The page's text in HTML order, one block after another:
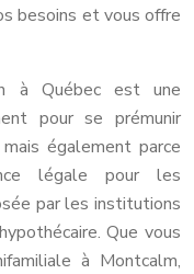
besoins et vous offre
à Québec est une
pour se prémunir
également parce
légale pour les
par les institutions
Que vous
à Montcalm,